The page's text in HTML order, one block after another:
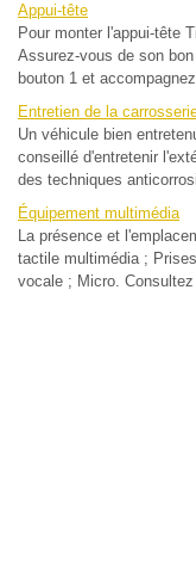
Appui-tête
Pour monter l'appui-tête
Assurez-vous de son
bouton 1 et
Entretien de la
Un véhicule bien
conseillé d'entretenir
des techniques
Équipement multimédia
La présence et
tactile multimédia ;
vocale ; Micro.